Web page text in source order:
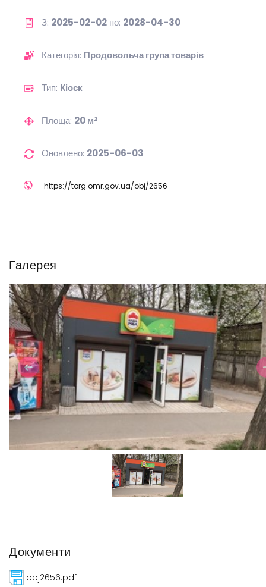
З: 2025-02-02 по: 2028-04-30
Категорія: Продовольча група товарів
Тип: Кіоск
Площа: 20 м²
Оновлено: 2025-06-03
https://torg.omr.gov.ua/obj/2656
Галерея
Previous
Документи
obj2656.pdf